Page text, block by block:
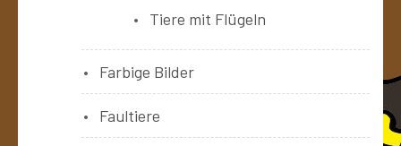
Tiere mit Flügeln
Farbige Bilder
Faultiere